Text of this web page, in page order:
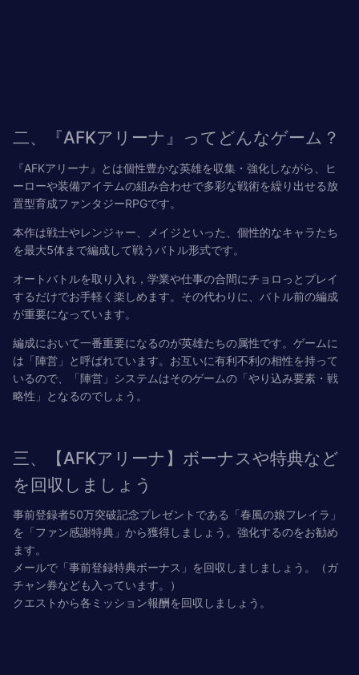
二、『AFKアリーナ』ってどんなゲーム？
『AFKアリーナ』とは個性豊かな英雄を収集・強化しながら、ヒ
ーローや装備アイテムの組み合わせで多彩な戦術を繰り出せる放
置型育成ファンタジーRPGです。
本作は戦士やレンジャー、メイジといった、個性的なキャラたち
を最大5体まで編成して戦うバトル形式です。
オートバトルを取り入れ，学業や仕事の合間にチョロっとプレイ
するだけでお手軽く楽しめます。その代わりに、 バトル前の編成
が重要になっています。
編成において一番重要になるのが英雄たちの属性です。ゲームに
は 「陣営」と呼ばれています。お互いに有利不利の相性を持って
いるので、「陣営」システムはそのゲームの「やり込み要素・戦
略性」となるのでしょう。
三、【AFKアリーナ】ボーナスや特典など
を回収しましょう
事前登録者50万突破記念プレゼントである「春風の娘フレイラ」
を「ファン感謝特典」から獲得しましょう。強化するのをお勧め
ます。
メールで「事前登録特典ボーナス」を回収しましましょう。（ガ
チャン券なども入っています。）
クエストから各ミッション報酬を回収しましょう。